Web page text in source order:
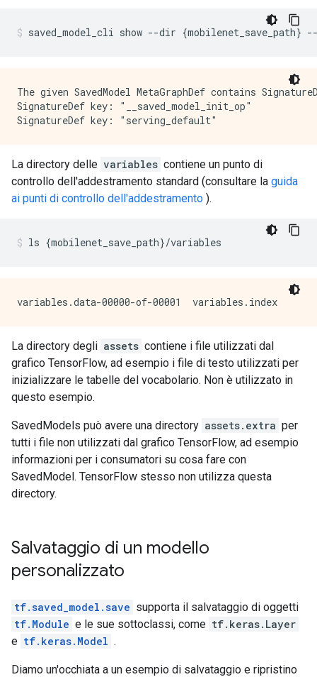
saved_model_cli show --dir {mobilenet_save_path}
The given SavedModel MetaGraphDef contains
SignatureDef key: "__saved_model_init_op"
La directory delle variables contiene un punto di
controllo dell'addestramento standard (consultare la guida
ai punti di controllo dell'addestramento ).
ls {mobilenet_save_path}/variables
La directory degli assets contiene i file utilizzati dal
grafico TensorFlow, ad esempio i file di testo utilizzati per
inizializzare le tabelle del vocabolario. Non è utilizzato in
questo esempio.
SavedModels può avere una directory assets.extra per
tutti i file non utilizzati dal grafico TensorFlow, ad esempio
informazioni per i consumatori su cosa fare con
SavedModel. TensorFlow stesso non utilizza questa
directory.
Salvataggio di un modello
personalizzato
tf.saved_model.save supporta il salvataggio di oggetti
tf.Module e le sue sottoclassi, come tf.keras.Layer
e tf.keras.Model .
Diamo un'occhiata a un esempio di salvataggio e ripristino